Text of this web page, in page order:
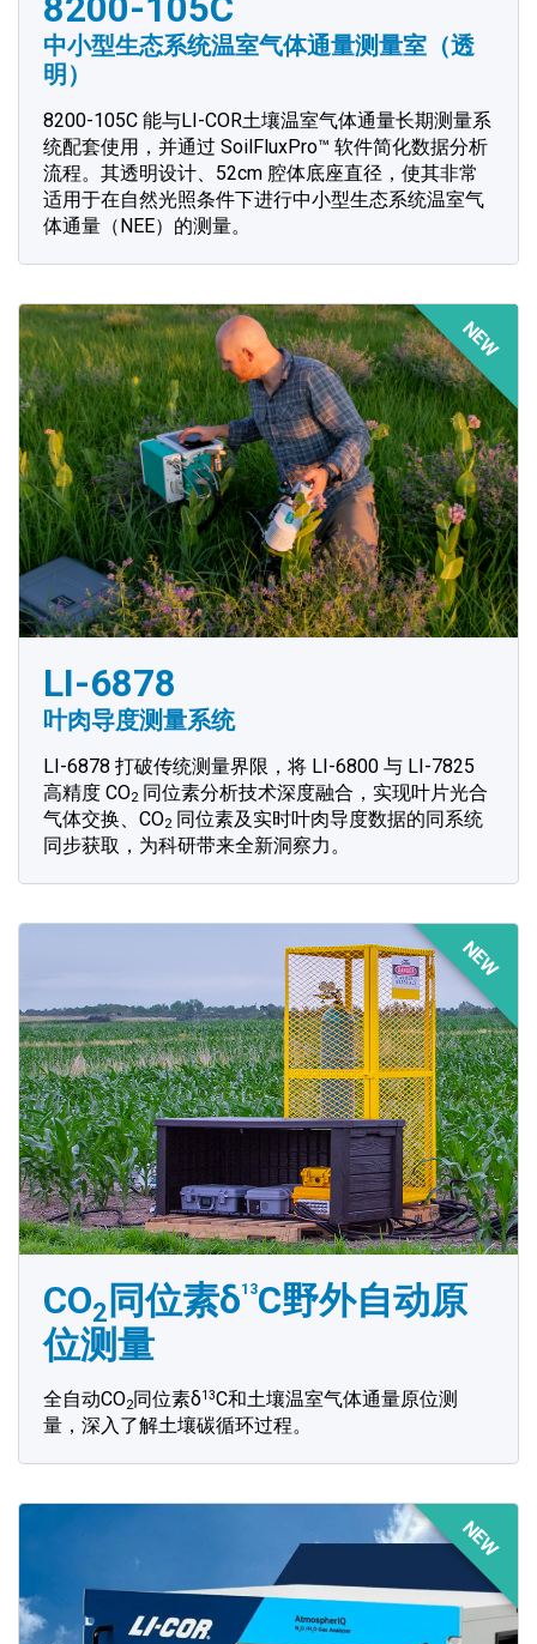
8200-105C
中小型生态系统温室气体通量测量室（透
明）
8200-105C 能与LI-COR土壤温室气体通量长期测量系
统配套使用，并通过 SoilFluxPro™ 软件简化数据分析
流程。其透明设计、52cm 腔体底座直径，使其非常
适用于在自然光照条件下进行中小型生态系统温室气
体通量（NEE）的测量。
NEW
LI-6878
叶肉导度测量系统
LI-6878 打破传统测量界限，将 LI-6800 与 LI-7825
高精度 CO2 同位素分析技术深度融合，实现叶片光合
气体交换、CO2 同位素及实时叶肉导度数据的同系统
同步获取，为科研带来全新洞察力。
NEW
CO2 同位素δ13C野外自动原
位测量
全自动CO2同位素δ13C和土壤温室气体通量原位测
量，深入了解土壤碳循环过程。
NEW